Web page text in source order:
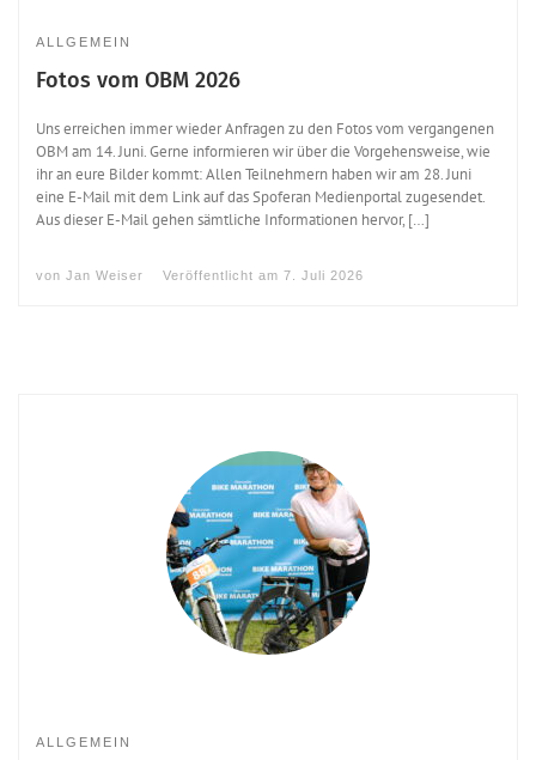
ALLGEMEIN
Fotos vom OBM 2026
Uns erreichen immer wieder Anfragen zu den Fotos vom vergangenen
OBM am 14. Juni. Gerne informieren wir über die Vorgehensweise, wie
ihr an eure Bilder kommt: Allen Teilnehmern haben wir am 28. Juni
eine E-Mail mit dem Link auf das Spoferan Medienportal zugesendet.
Aus dieser E-Mail gehen sämtliche Informationen hervor, […]
von Jan Weiser Veröffentlicht am 7. Juli 2026
ALLGEMEIN